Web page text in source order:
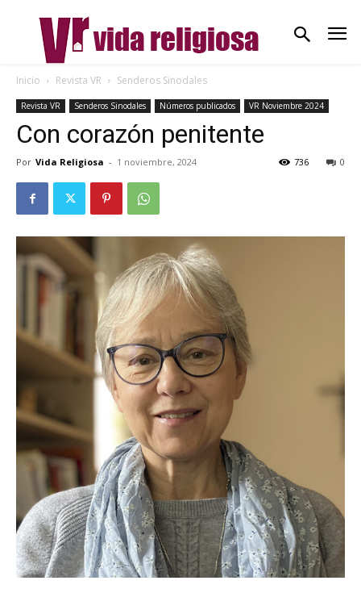
Inicio Revista VR Senderos Sinodales
Revista VR Senderos Sinodales Números publicados VR Noviembre 2024
Con corazón penitente
Por Vida Religiosa - 1 noviembre, 2024 0
736